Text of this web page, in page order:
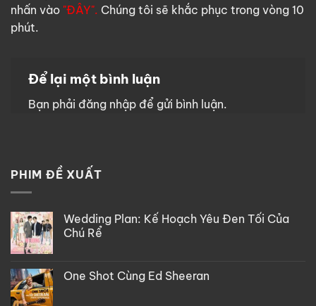
nhấn vào "ĐÂY". Chúng tôi sẽ khắc phục trong vòng 10
phút.
Để lại một bình luận
Bạn phải đăng nhập để gửi bình luận.
PHIM ĐỀ XUẤT
Wedding Plan: Kế Hoạch Yêu Đen Tối Của
Chú Rể
One Shot Cùng Ed Sheeran